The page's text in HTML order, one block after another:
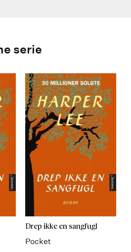
serie
Drep ikke en sangfugl
Pocket